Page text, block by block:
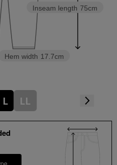
Inseam length 75cm
Hem width 17.7cm
L LL